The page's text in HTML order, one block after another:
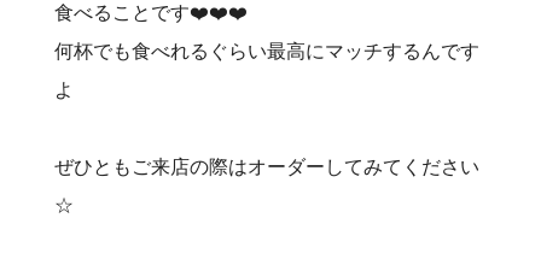
食べることです❤️‍❤️‍❤️‍
何杯でも食べれるぐらい最高にマッチするんです
よ
ぜひともご来店の際はオーダーしてみてください
☆